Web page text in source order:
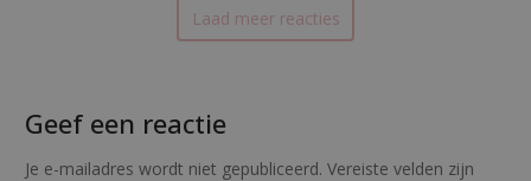
Laad meer reacties
Geef een reactie
Je e-mailadres wordt niet gepubliceerd. Vereiste velden zijn